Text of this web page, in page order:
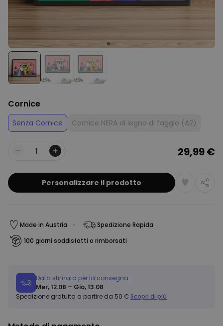
Personalizzabile
Set Regalo Birra
volte
45,48 €
Cornice
Senza Cornice Cornice NERA di legno di faggio (A2)
Quantità 29,99 €
Personalizzare il prodotto
Made in Austria
Spedizione Rapida
100 giorni soddisfatti o rimborsati
Data stimata per la consegna:
Mer, 12.08 – Gio, 13.08
Spedizione gratuita a partire da 50 € Scopri di più